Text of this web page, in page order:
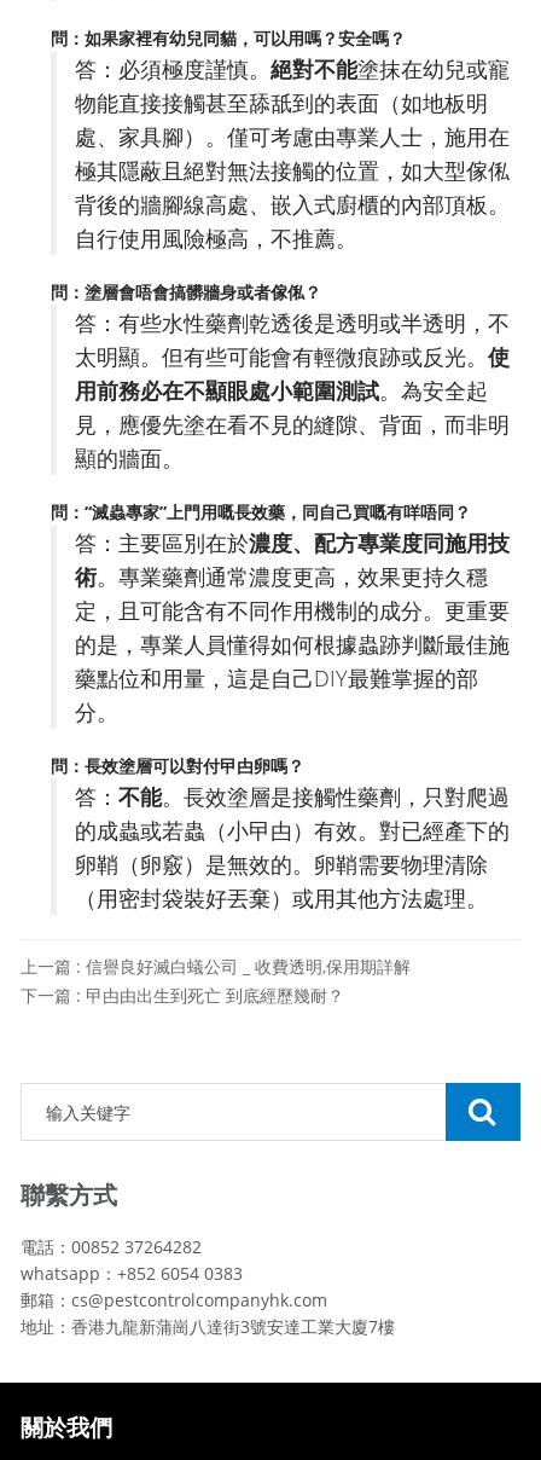
問：如果家裡有幼兒同貓，可以用嗎？安全嗎？
答：必須極度謹慎。絕對不能塗抹在幼兒或寵
物能直接接觸甚至舔舐到的表面（如地板明
處、家具腳）。僅可考慮由專業人士，施用在
極其隱蔽且絕對無法接觸的位置，如大型傢俬
背後的牆腳線高處、嵌入式廚櫃的內部頂板。
自行使用風險極高，不推薦。
問：塗層會唔會搞髒牆身或者傢俬？
答：有些水性藥劑乾透後是透明或半透明，不
太明顯。但有些可能會有輕微痕跡或反光。使
用前務必在不顯眼處小範圍測試。為安全起
見，應優先塗在看不見的縫隙、背面，而非明
顯的牆面。
問：“滅蟲專家”上門用嘅長效藥，同自己買嘅有咩唔同？
答：主要區別在於濃度、配方專業度同施用技
術。專業藥劑通常濃度更高，效果更持久穩
定，且可能含有不同作用機制的成分。更重要
的是，專業人員懂得如何根據蟲跡判斷最佳施
藥點位和用量，這是自己DIY最難掌握的部
分。
問：長效塗層可以對付曱甴卵嗎？
答：不能。長效塗層是接觸性藥劑，只對爬過
的成蟲或若蟲（小曱甴）有效。對已經產下的
卵鞘（卵竅）是無效的。卵鞘需要物理清除
（用密封袋裝好丟棄）或用其他方法處理。
上一篇 : 信譽良好滅白蟻公司 _ 收費透明,保用期詳解
下一篇 : 曱甴由出生到死亡 到底經歷幾耐？
聯繫方式
電話：00852 37264282
whatsapp：+852 6054 0383
郵箱：cs@pestcontrolcompanyhk.com
地址：香港九龍新蒲崗八達街3號安達工業大廈7樓
關於我們